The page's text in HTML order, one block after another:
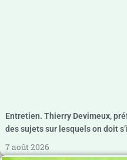
Entretien. Thierry Devimeux,
des sujets sur lesquels on doit
7 août 2026